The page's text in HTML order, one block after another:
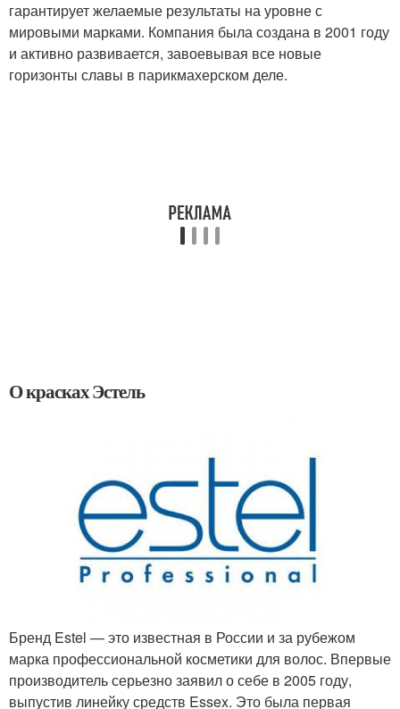
гарантирует желаемые результаты на уровне с
мировыми марками. Компания была создана в 2001 году
и активно развивается, завоевывая все новые
горизонты славы в парикмахерском деле.
О красках Эстель
Бренд Estel — это известная в России и за рубежом
марка профессиональной косметики для волос. Впервые
производитель серьезно заявил о себе в 2005 году,
выпустив линейку средств Essex. Это была первая